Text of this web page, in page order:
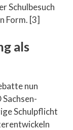
Schulbesuch
Form. [3]
als
nun
Schulpflicht